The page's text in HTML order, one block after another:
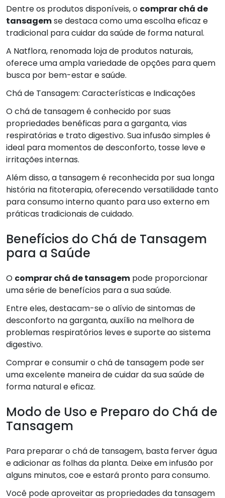
Dentre os produtos disponíveis, o comprar chá de
tansagemse destaca como uma escolha eficaz e
tradicional para cuidar da saúde de forma natural.
A Natflora, renomada loja de produtos naturais,
oferece uma ampla variedade de opções para quem
busca por bem-estar e saúde.
Chá de Tansagem: Características e Indicações
O chá de tansagem é conhecido por suas
propriedades benéficas para a garganta, vias
respiratórias e trato digestivo. Sua infusão simples é
ideal para momentos de desconforto, tosse leve e
irritações internas.
Além disso, a tansagem é reconhecida por sua longa
história na fitoterapia, oferecendo versatilidade tanto
para consumo interno quanto para uso externo em
práticas tradicionais de cuidado.
Benefícios do Chá de Tansagem
para a Saúde
O comprar chá de tansagem pode proporcionar
uma série de benefícios para a sua saúde.
Entre eles, destacam-se o alívio de sintomas de
desconforto na garganta, auxílio na melhora de
problemas respiratórios leves e suporte ao sistema
digestivo.
Comprar e consumir o chá de tansagem pode ser
uma excelente maneira de cuidar da sua saúde de
forma natural e eficaz.
Modo de Uso e Preparo do Chá de
Tansagem
Para preparar o chá de tansagem, basta ferver água
e adicionar as folhas da planta. Deixe em infusão por
alguns minutos, coe e estará pronto para consumo.
Você pode aproveitar as propriedades da tansagem